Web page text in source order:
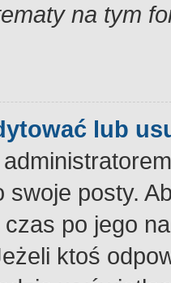
na tym
lub
swoje posty.
po jego
ktoś